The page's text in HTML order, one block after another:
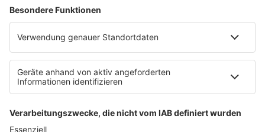
Datenschutzeinstellungen
Datenverarbeitung bei Gewinnspielen
Teilnahmebedingungen
Gewinnspielregeln Social Media
KI-Leitlinie
KI-Leitlinie